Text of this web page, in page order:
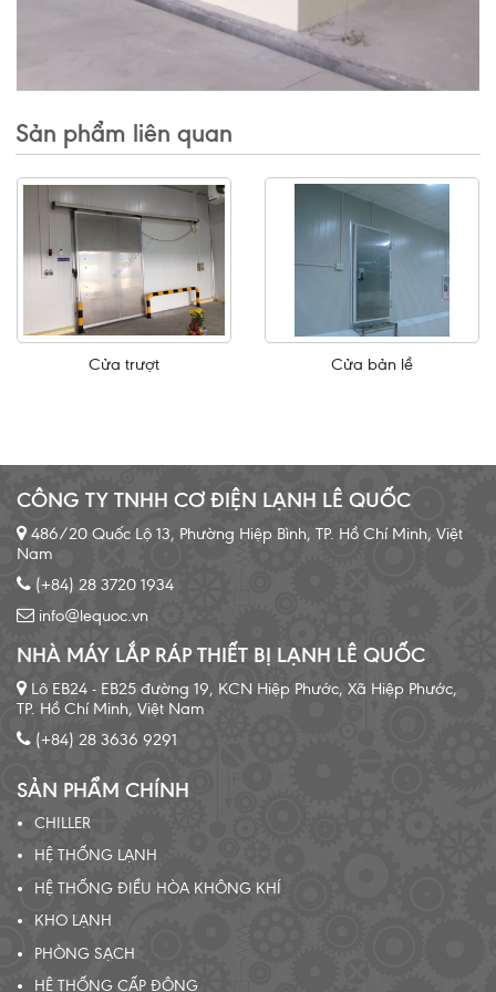
Sản phẩm liên quan
Cửa trượt Cửa bản lề
CÔNG TY TNHH CƠ ĐIỆN LẠNH LÊ QUỐC
486/20 Quốc Lộ 13, Phường Hiệp Bình, TP. Hồ Chí Minh, Việt
Nam
(+84) 28 3720 1934
info@lequoc.vn
NHÀ MÁY LẮP RÁP THIẾT BỊ LẠNH LÊ QUỐC
Lô EB24 - EB25 đường 19, KCN Hiệp Phước, Xã Hiệp Phước,
TP. Hồ Chí Minh, Việt Nam
(+84) 28 3636 9291
SẢN PHẨM CHÍNH
CHILLER
HỆ THỐNG LẠNH
HỆ THỐNG ĐIỀU HÒA KHÔNG KHÍ
KHO LẠNH
PHÒNG SẠCH
HỆ THỐNG CẤP ĐÔNG